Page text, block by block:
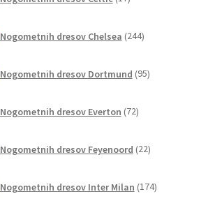
izdelkov
Nogometnih dresov Chelsea 244izdelkov
Nogometnih dresov Dortmund 95izdelkov
Nogometnih dresov Everton 72izdelkov
Nogometnih dresov Feyenoord 22izdelkov
Nogometnih dresov Inter Milan 174izdelkov